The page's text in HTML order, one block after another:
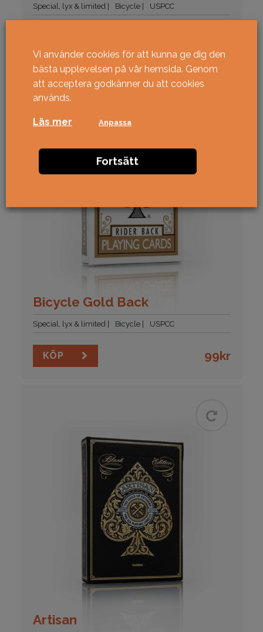
Special, lyx & limited Bicycle USPCC
Bicycle Gold Back
Special, lyx & limited Bicycle USPCC
KÖP 99kr
Artisan
Vi använder cookies för att kunna ge dig den
bästa upplevelsen på vår hemsida. Genom
att acceptera godkänner du att cookies
används.
Läs mer Anpassa
Fortsätt